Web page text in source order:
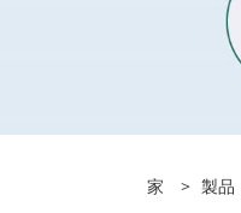
家 > 製品